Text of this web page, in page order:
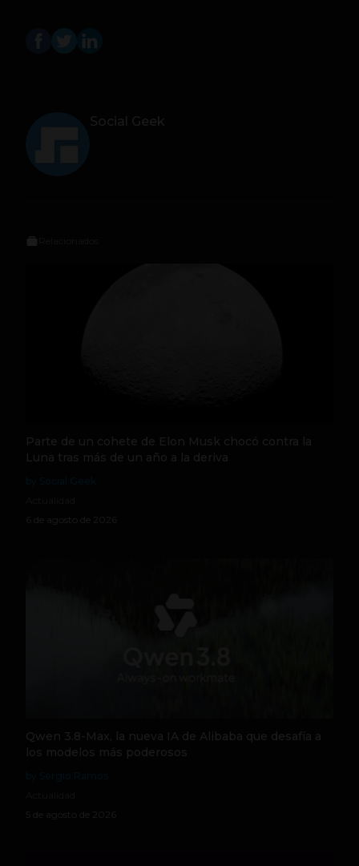
Social Geek
Parte de un cohete de Elon Musk chocó contra la
Luna tras más de un año a la deriva
6 de agosto de 2026
Qwen 3.8-Max, la nueva IA de Alibaba que desafía a
los modelos más poderosos
5 de agosto de 2026